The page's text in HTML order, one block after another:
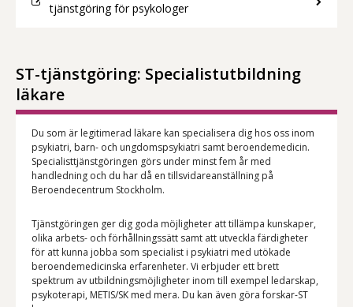
tjänstgöring för psykologer
ST-tjänstgöring: Specialistutbildning
läkare
Du som är legitimerad läkare kan specialisera dig hos oss inom
psykiatri, barn- och ungdomspsykiatri samt beroendemedicin.
Specialisttjänstgöringen görs under minst fem år med
handledning och du har då en tillsvidareanställning på
Beroendecentrum Stockholm.
Tjänstgöringen ger dig goda möjligheter att tillämpa kunskaper,
olika arbets- och förhållningssätt samt att utveckla färdigheter
för att kunna jobba som specialist i psykiatri med utökade
beroendemedicinska erfarenheter. Vi erbjuder ett brett
spektrum av utbildningsmöjligheter inom till exempel ledarskap,
psykoterapi, METIS/SK med mera. Du kan även göra forskar-ST